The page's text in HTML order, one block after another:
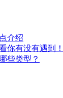
介绍
你有没有遇到！
些类型？